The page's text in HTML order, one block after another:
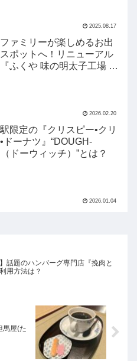
2025.08.17
ァミリーが楽しめるお出
ポットへ！リニューアル
ふくや 味の明太子工場 ハ
2026.02.20
限定の『クリスピー•クリ
ドーナツ』“DOUGH-
ドーウィッチ）”とは？
2026.01.04
】話題のハンバーグ専門店『挽肉と
用方法は？
馬屋(た